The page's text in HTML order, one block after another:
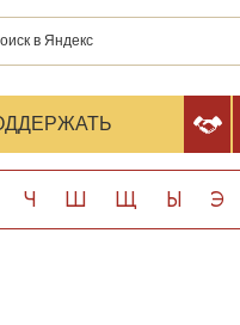
Ч Ш Щ Ы Э